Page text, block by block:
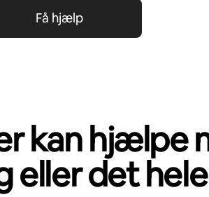
Få hjælp
kan hjælpe
eller det hele